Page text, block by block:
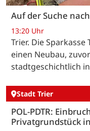
Auf der Suche
13:20 Uhr
Trier. Die
einen Neubau,
stadtgeschichtlich
Stadt Trier
POL-PDTR:
Privatgrundstück